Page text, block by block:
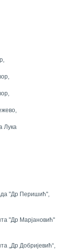
,
Лука
"Др Перишић",
"Др Марјановић"
„Др Добријевић“,